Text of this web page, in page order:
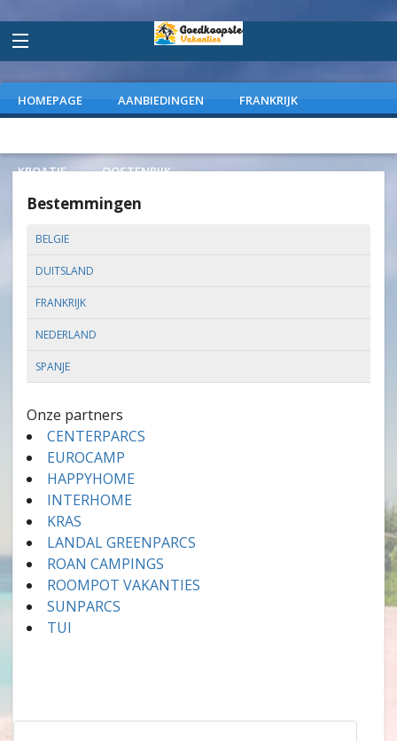
HOMEPAGE AANBIEDINGEN FRANKRIJK
KROATIE OOSTENRIJK
Bestemmingen
BELGIE
DUITSLAND
FRANKRIJK
NEDERLAND
SPANJE
Onze partners
CENTERPARCS
EUROCAMP
HAPPYHOME
INTERHOME
KRAS
LANDAL GREENPARCS
ROAN CAMPINGS
ROOMPOT VAKANTIES
SUNPARCS
TUI